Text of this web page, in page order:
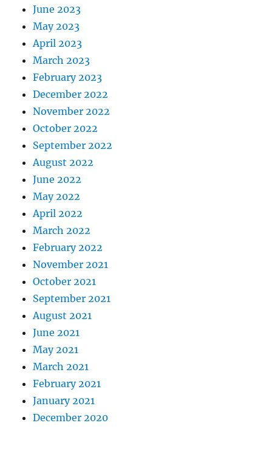
June 2023
May 2023
April 2023
March 2023
February 2023
December 2022
November 2022
October 2022
September 2022
August 2022
June 2022
May 2022
April 2022
March 2022
February 2022
November 2021
October 2021
September 2021
August 2021
June 2021
May 2021
March 2021
February 2021
January 2021
December 2020